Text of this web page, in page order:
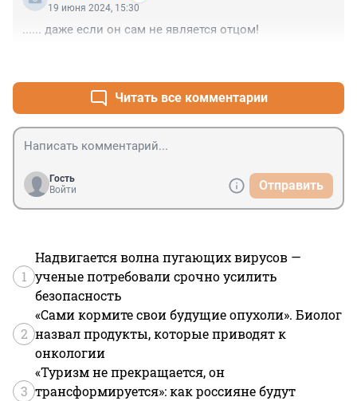
19 июня 2024, 15:30
...... даже если он сам не является отцом!
Читать все комментарии
Гость
Войти
Отправить
1
Надвигается волна пугающих вирусов —
ученые потребовали срочно усилить
безопасность
2
«Сами кормите свои будущие опухоли». Биолог
назвал продукты, которые приводят к
онкологии
3
«Туризм не прекращается, он
трансформируется»: как россияне будут